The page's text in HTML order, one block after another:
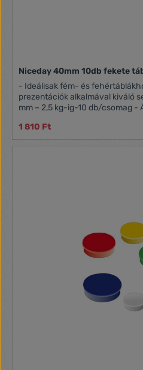
Niceday 40mm 10db fekete
- Ideálisak fém- és
prezentációk alkalmával kiváló
mm – 2,5 kg-ig-10 db/csomag -
1 810 Ft